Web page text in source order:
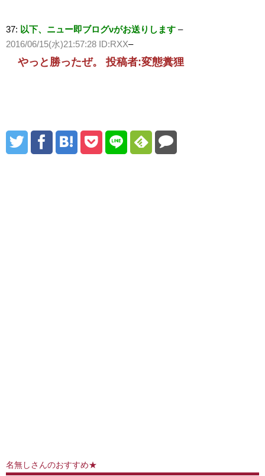
37: 以下、ニュー即ブログνがお送りします –
2016/06/15(水)21:57:28 ID:RXX–
やっと勝ったぜ。 投稿者:変態糞狸
名無しさんのおすすめ★